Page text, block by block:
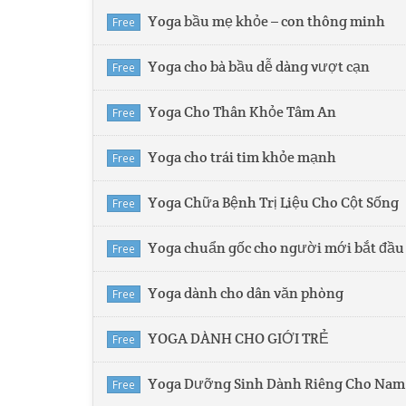
Free Yoga bầu mẹ khỏe – con thông minh
Free Yoga cho bà bầu dễ dàng vượt cạn
Free Yoga Cho Thân Khỏe Tâm An
Free Yoga cho trái tim khỏe mạnh
Free Yoga Chữa Bệnh Trị Liệu Cho Cột Sống
Free Yoga chuẩn gốc cho người mới bắt đầu
Free Yoga dành cho dân văn phòng
Free YOGA DÀNH CHO GIỚI TRẺ
Free Yoga Dưỡng Sinh Dành Riêng Cho